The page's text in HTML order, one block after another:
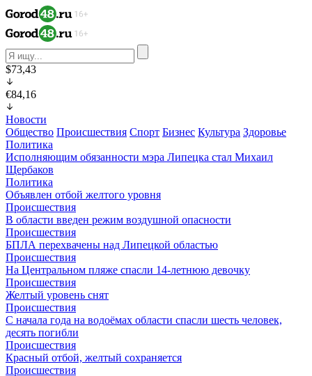
$73,43
€84,16
Новости
Общество Происшествия Спорт Бизнес Культура Здоровье
Политика
Исполняющим обязанности мэра Липецка стал Михаил
Щербаков
Политика
Объявлен отбой желтого уровня
Происшествия
В области введен режим воздушной опасности
Происшествия
БПЛА перехвачены над Липецкой областью
Происшествия
На Центральном пляже спасли 14-летнюю девочку
Происшествия
Желтый уровень снят
Происшествия
С начала года на водоёмах области спасли шесть человек,
десять погибли
Происшествия
Красный отбой, желтый сохраняется
Происшествия